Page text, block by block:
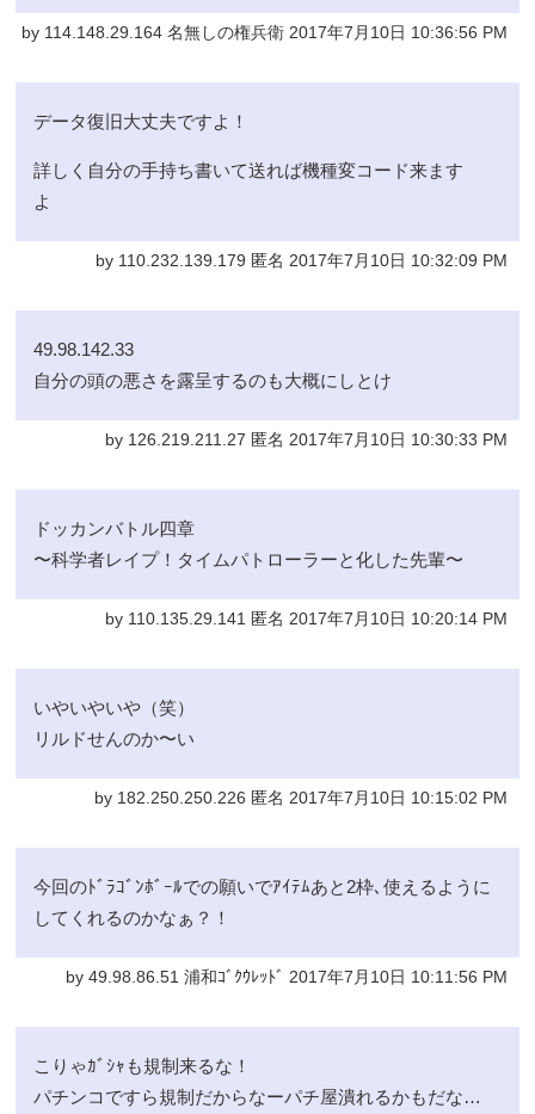
by 114.148.29.164 名無しの権兵衛 2017年7月10日 10:36:56 PM
データ復旧大丈夫ですよ！
詳しく自分の手持ち書いて送れば機種変コード来ます
よ
by 110.232.139.179 匿名 2017年7月10日 10:32:09 PM
49.98.142.33
自分の頭の悪さを露呈するのも大概にしとけ
by 126.219.211.27 匿名 2017年7月10日 10:30:33 PM
ドッカンバトル四章
〜科学者レイプ！タイムパトローラーと化した先輩〜
by 110.135.29.141 匿名 2017年7月10日 10:20:14 PM
いやいやいや（笑）
リルドせんのか〜い
by 182.250.250.226 匿名 2017年7月10日 10:15:02 PM
今回のﾄﾞﾗｺﾞﾝﾎﾞｰﾙでの願いでｱｲﾃﾑあと2枠､使えるように
してくれるのかなぁ？！
by 49.98.86.51 浦和ｺﾞｸｳﾚｯﾄﾞ 2017年7月10日 10:11:56 PM
こりゃｶﾞｼｬも規制来るな！
パチンコですら規制だからなーパチ屋潰れるかもだな…